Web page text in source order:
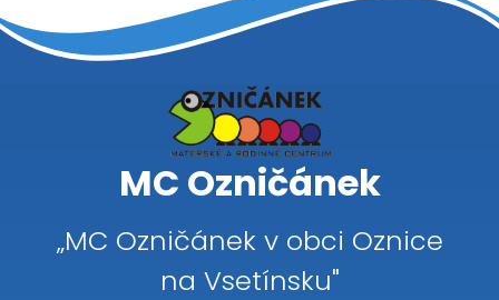
MC Ozničánek
„MC Ozničánek v obci Oznice
na Vsetínsku"